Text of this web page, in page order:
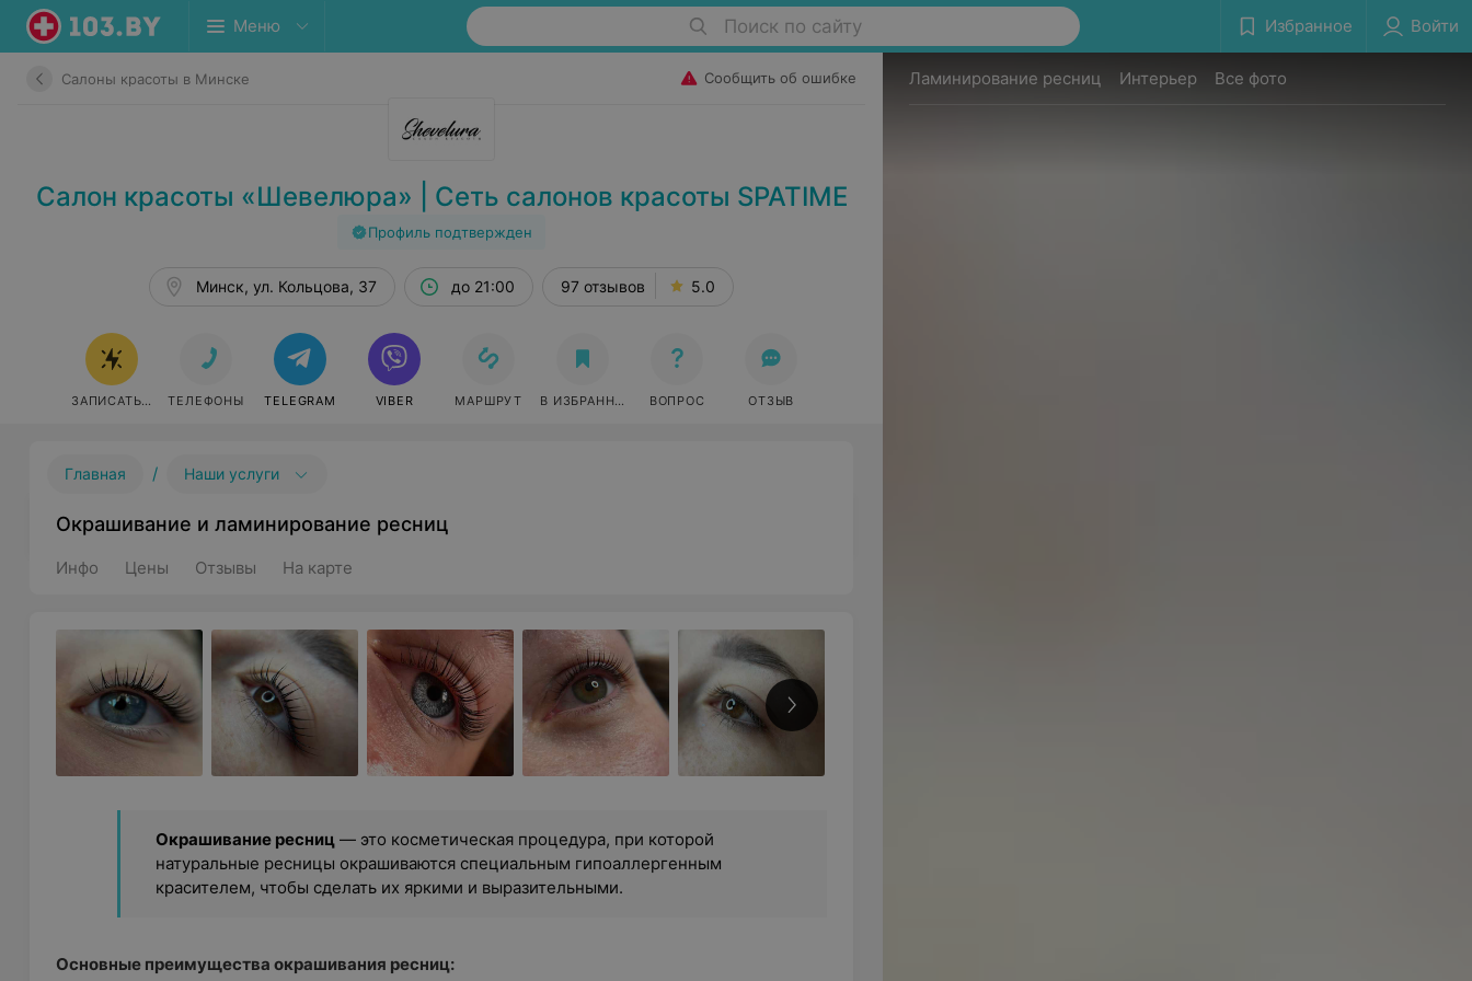
Меню Поиск по сайту Избранное Войти
Салоны красоты в Минске Сообщить об ошибке
Салон красоты «Шевелюра» | Сеть салонов красоты SPATIME
Профиль подтвержден
Минск, ул. Кольцова, 37 до 21:00 97 отзывов 5.0
ЗАПИСАТЬСЯ ТЕЛЕФОНЫ TELEGRAM VIBER МАРШРУТ В ИЗБРАННОЕ ВОПРОС ОТЗЫВ
Главная / Наши услуги
Окрашивание и ламинирование ресниц
Инфо Цены Отзывы На карте
Окрашивание ресниц — это косметическая процедура, при которой
натуральные ресницы окрашиваются специальным гипоаллергенным
красителем, чтобы сделать их яркими и выразительными.
Основные преимущества окрашивания ресниц:
Ламинирование ресниц Интерьер Все фото